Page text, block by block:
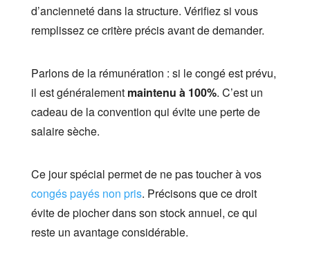
d’ancienneté dans la structure. Vérifiez si vous
remplissez ce critère précis avant de demander.
Parlons de la rémunération : si le congé est prévu,
il est généralement maintenu à 100%. C’est un
cadeau de la convention qui évite une perte de
salaire sèche.
Ce jour spécial permet de ne pas toucher à vos
congés payés non pris. Précisons que ce droit
évite de piocher dans son stock annuel, ce qui
reste un avantage considérable.